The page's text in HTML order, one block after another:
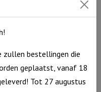
aantal
een toekomst vol van
zullen bestellingen die
geplaatst, vanaf 18
Tot 27 augustus